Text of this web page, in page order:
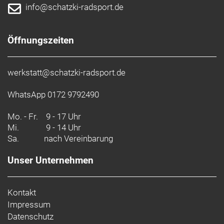
Du weißt nicht genau
- Materialtyp: Webstoff
- Fasergehalt: 90 % recyceltes Polyester, 10 %
info@schatzki-radsport.de
Öffnungszeiten
werkstatt@schatzki-radsport.de
WhatsApp 0172 9792490
Mo. - Fr. 9 - 17 Uhr
Mi.
9 - 14 Uhr
Sa.
nach Vereinbarung
Unser Unternehmen
Kontakt
Impressum
Datenschutz